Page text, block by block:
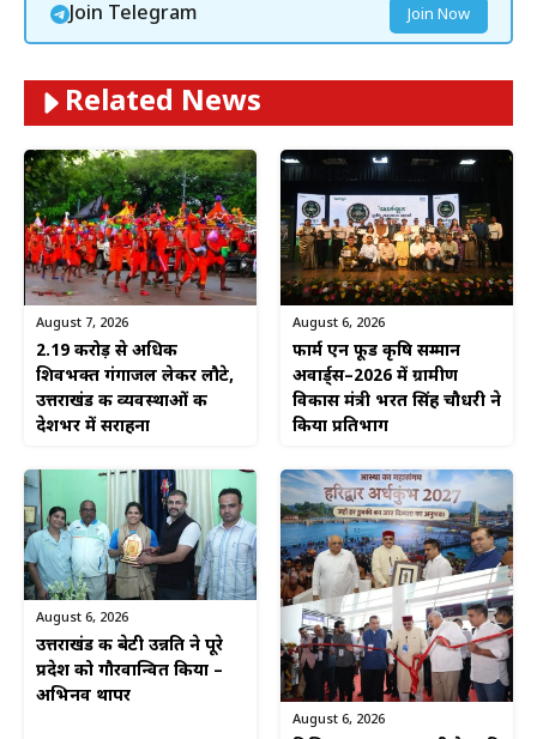
Join Telegram Join Now
Related News
August 7, 2026
2.19 करोड़ से अधिक
शिवभक्त गंगाजल लेकर लौटे,
उत्तराखंड की व्यवस्थाओं की
देशभर में सराहना
August 6, 2026
फार्म एन फूड कृषि सम्मान
अवार्ड्स–2026 में ग्रामीण
विकास मंत्री भरत सिंह चौधरी ने
किया प्रतिभाग
August 6, 2026
उत्तराखंड की बेटी उन्नति ने पूरे
प्रदेश को गौरवान्वित किया –
अभिनव थापर
August 6, 2026